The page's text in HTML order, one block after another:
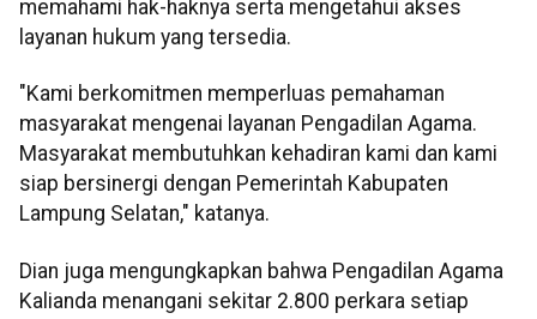
memahami hak-haknya serta mengetahui akses
layanan hukum yang tersedia.
"Kami berkomitmen memperluas pemahaman
masyarakat mengenai layanan Pengadilan Agama.
Masyarakat membutuhkan kehadiran kami dan kami
siap bersinergi dengan Pemerintah Kabupaten
Lampung Selatan," katanya.
Dian juga mengungkapkan bahwa Pengadilan Agama
Kalianda menangani sekitar 2.800 perkara setiap